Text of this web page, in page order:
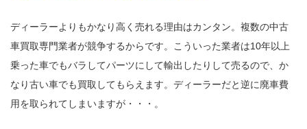
ディーラーよりもかなり高く売れる理由はカンタン。複数の中古
車買取専門業者が競争するからです。こういった業者は10年以上
乗った車でもバラしてパーツにして輸出したりして売るので、か
なり古い車でも買取してもらえます。ディーラーだと逆に廃車費
用を取られてしまいますが・・・。